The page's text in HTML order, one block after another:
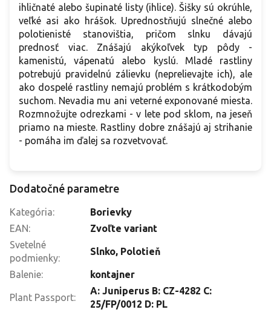
ihličnaté alebo šupinaté listy (ihlice). Šišky sú okrúhle,
veľké asi ako hrášok. Uprednostňujú slnečné alebo
polotienisté stanovištia, pričom slnku dávajú
prednosť viac. Znášajú akýkoľvek typ pôdy -
kamenistú, vápenatú alebo kyslú. Mladé rastliny
potrebujú pravidelnú zálievku (neprelievajte ich), ale
ako dospelé rastliny nemajú problém s krátkodobým
suchom. Nevadia mu ani veterné exponované miesta.
Rozmnožujte odrezkami - v lete pod sklom, na jeseň
priamo na mieste. Rastliny dobre znášajú aj strihanie
- pomáha im ďalej sa rozvetvovať.
Dodatočné parametre
Kategória:
Borievky
EAN:
Zvoľte variant
Svetelné
podmienky:
Slnko, Polotieň
Balenie: kontajner
Plant Passport:
A: Juniperus B: CZ-4282 C:
25/FP/0012 D: PL